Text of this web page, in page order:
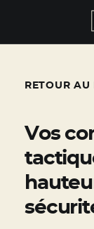
RETOUR AU
Vos